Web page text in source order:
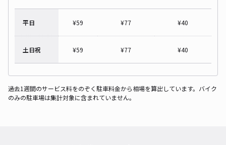
平日 ¥59 ¥77 ¥40
土日祝 ¥59 ¥77 ¥40
過去1週間のサービス料をのぞく駐車料金から相場を算出しています。バイク
のみの駐車場は集計対象に含まれていません。